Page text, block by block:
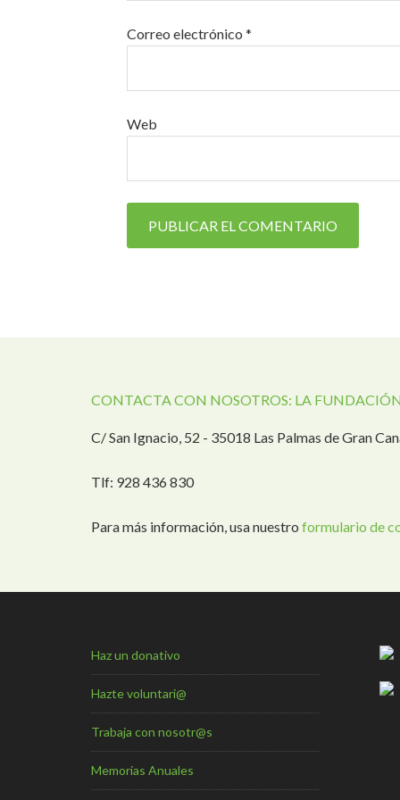
Correo electrónico *
Web
CONTACTA CON NOSOTROS: LA
C/ San Ignacio, 52 - 35018 Las Palmas de Gran
Tlf: 928 436 830
Para más información, usa nuestro formulario de
Haz un donativo
Hazte voluntari@
Trabaja con nosotr@s
Memorias Anuales